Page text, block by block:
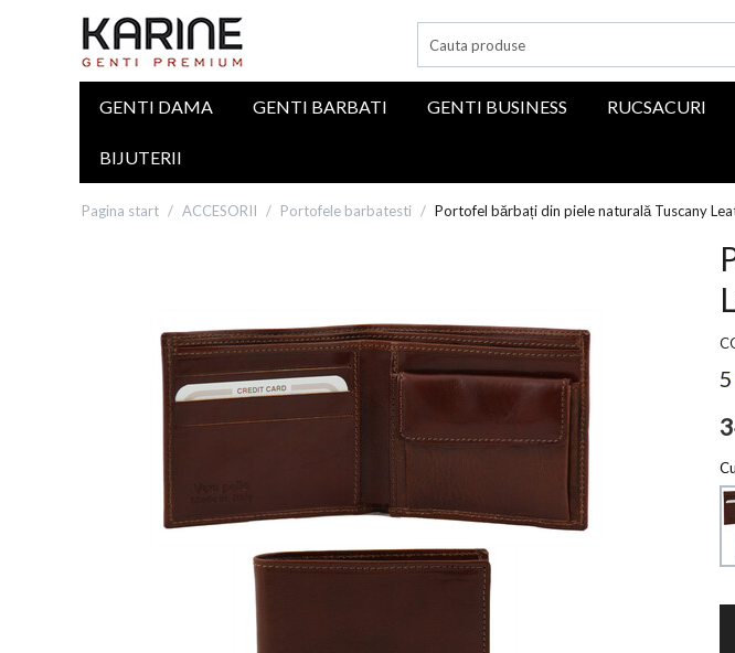
GENTI DAMA GENTI BARBATI GENTI BUSINESS RUCSACURI
BIJUTERII
Pagina start / ACCESORII / Portofele barbatesti / Portofel bărbați din piele naturală Tuscany
5